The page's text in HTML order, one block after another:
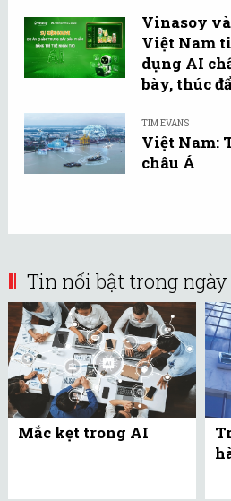
Vinasoy
Việt Nam
dụng AI
bày, thúc
TIM EVANS
Việt Nam:
châu Á
Tin nổi bật trong ngày
Mắc kẹt trong AI